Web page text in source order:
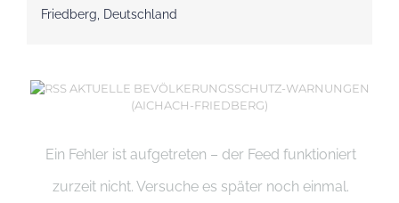
Friedberg, Deutschland
AKTUELLE BEVÖLKERUNGSSCHUTZ-WARNUNGEN
(AICHACH-FRIEDBERG)
Ein Fehler ist aufgetreten – der Feed funktioniert
zurzeit nicht. Versuche es später noch einmal.